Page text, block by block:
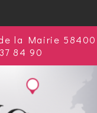
la Mairie 58400
84 90